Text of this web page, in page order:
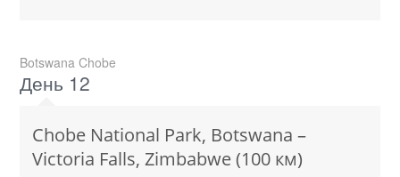
Botswana Chobe
День 12
Chobe National Park, Botswana –
Victoria Falls, Zimbabwe (100 км)